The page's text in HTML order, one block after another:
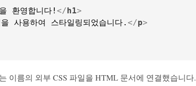
환영합니다! </h1>
사용하여 스타일링되었습니다. </p>
이름의 외부 CSS 파일을 HTML 문서에 연결했습니다.